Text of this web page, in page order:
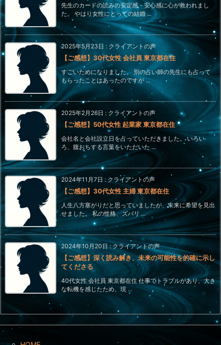
先生のカードの読みの安定感・安心感に心が救われまし
た。 やはり女性にとっての結婚 ...
2025年5月23日 : クライアントの声
【ご感想】30代女性 会社員 東京都在住
すごいためになりました。 別の占い師の先生にも占って
もらったことはあったのですが ...
2025年2月26日 : クライアントの声
【ご感想】50代女性 起業家 東京都在住
会社名と会社設立日を占っていただきました。 いろい
ろ、腹おちする言葉をいただいた ...
2024年11月7日 :クライアントの声
【ご感想】30代女性 主婦 東京都在住
人生八方塞がりだと思っていましたが、未来に希望を見出
せました。 私の性格、ズバリ ...
2024年10月20日:クライアントの声
【ご感想】深く読み解き、未来の可能性を的確に示し
てくださる
40代女性 会社員 東京都在住 仕事でトラブルがあり、大き
な転機を感じたため、現 ...